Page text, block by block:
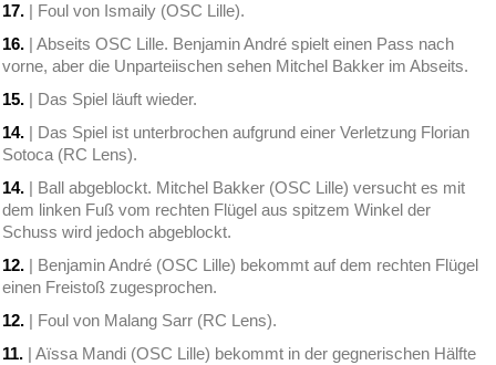
17. | Foul von Ismaily (OSC Lille).
16. | Abseits OSC Lille. Benjamin André spielt einen Pass nach
vorne, aber die Unparteiischen sehen Mitchel Bakker im Abseits.
15. | Das Spiel läuft wieder.
14. | Das Spiel ist unterbrochen aufgrund einer Verletzung Florian
Sotoca (RC Lens).
14. | Ball abgeblockt. Mitchel Bakker (OSC Lille) versucht es mit
dem linken Fuß vom rechten Flügel aus spitzem Winkel der
Schuss wird jedoch abgeblockt.
12. | Benjamin André (OSC Lille) bekommt auf dem rechten Flügel
einen Freistoß zugesprochen.
12. | Foul von Malang Sarr (RC Lens).
11. | Aïssa Mandi (OSC Lille) bekommt in der gegnerischen Hälfte